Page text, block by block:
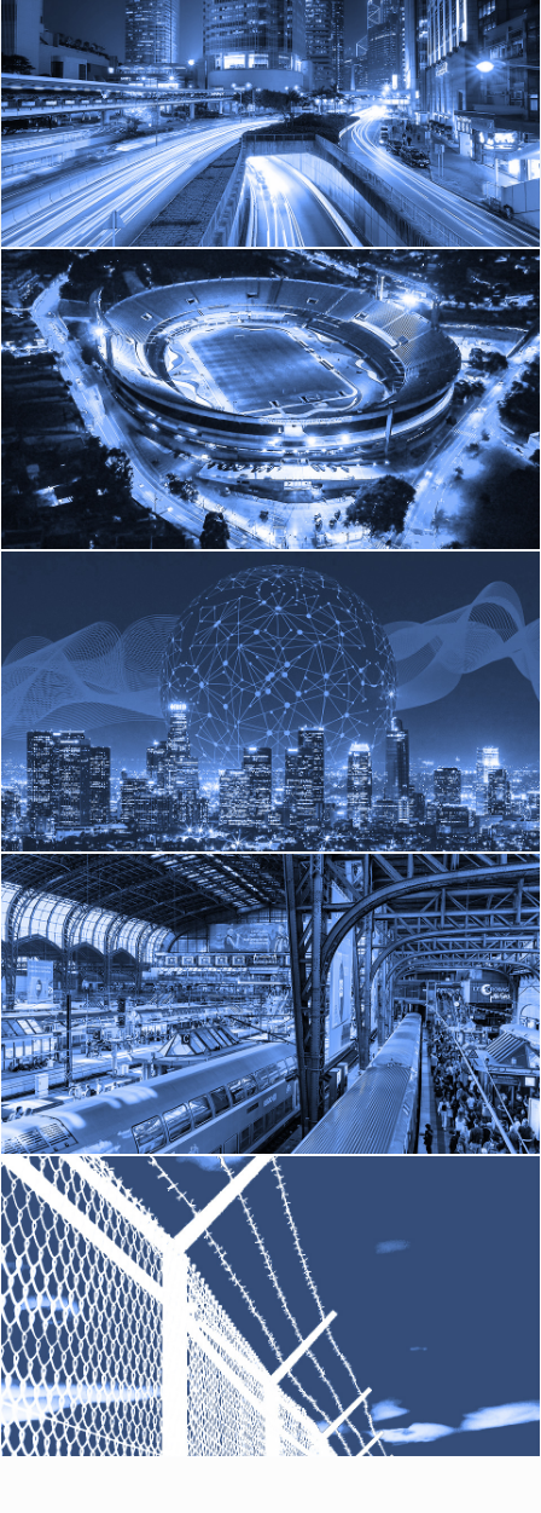
INFRAESTRUTURAS
Saber Mais
ESTÁDIOS
Saber mais
CIDADES
Saber mais
TRANSPORTES
Saber Mais
ZONAS CRÍTICAS
Saber Mais